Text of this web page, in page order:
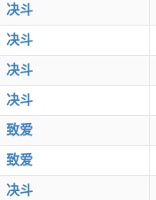
决斗
决斗
决斗
决斗
致爱
致爱
决斗